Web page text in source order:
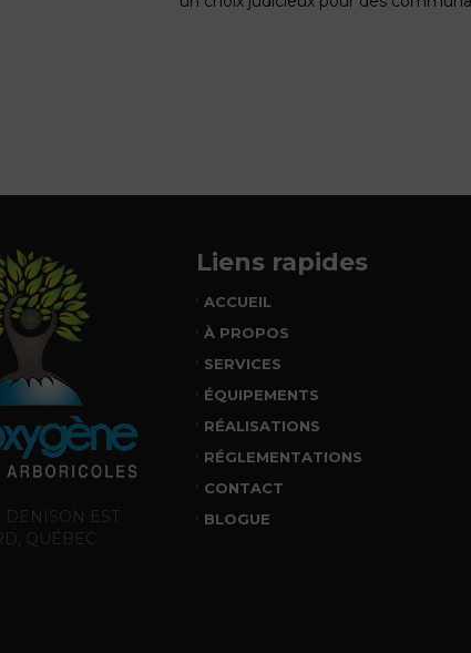
DENISON EST
QUÉBEC
Liens rapides
ACCUEIL
À PROPOS
SERVICES
ÉQUIPEMENTS
RÉALISATIONS
RÉGLEMENTATIONS
CONTACT
BLOGUE